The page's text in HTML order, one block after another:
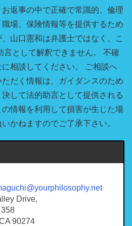
返事の中で正確で常識的、倫理
場、保険情報等を提供するため
山口憲和は弁護士ではなく、こ
言として解釈できません。 不確
相談してください。 ご相談へ
だく情報は、ガイダンスのため
して法的助言として提供される
情報を利用して損害が生じた場
かねますのでご了承下さい。
Drive,
90274